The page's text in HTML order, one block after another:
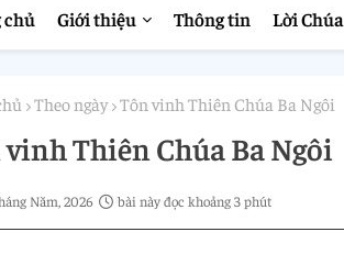
chủ Giới thiệu Thông tin Lời Chúa
Theo ngày Tôn vinh Thiên Chúa Ba Ngôi
Thiên Chúa Ba Ngôi
Năm, 2026 bài này đọc khoảng 3 phút